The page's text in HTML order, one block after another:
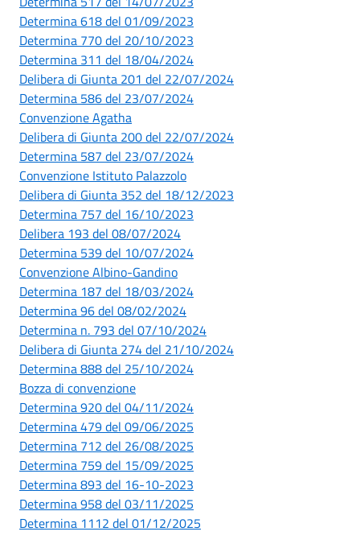
Determina 618 del 01/09/2023
Determina 770 del 20/10/2023
Determina 311 del 18/04/2024
Delibera di Giunta 201 del 22/07/2024
Determina 586 del 23/07/2024
Convenzione Agatha
Delibera di Giunta 200 del 22/07/2024
Determina 587 del 23/07/2024
Convenzione Istituto Palazzolo
Delibera di Giunta 352 del 18/12/2023
Determina 757 del 16/10/2023
Delibera 193 del 08/07/2024
Determina 539 del 10/07/2024
Convenzione Albino-Gandino
Determina 187 del 18/03/2024
Determina 96 del 08/02/2024
Determina n. 793 del 07/10/2024
Delibera di Giunta 274 del 21/10/2024
Determina 888 del 25/10/2024
Bozza di convenzione
Determina 920 del 04/11/2024
Determina 479 del 09/06/2025
Determina 712 del 26/08/2025
Determina 759 del 15/09/2025
Determina 893 del 16-10-2023
Determina 958 del 03/11/2025
Determina 1112 del 01/12/2025